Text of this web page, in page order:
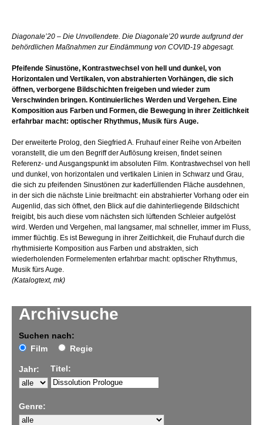
Archivsuche
Suchen nach:
Film
Regie
Jahr: Titel:
Genre:
Diagonale’20 – Die Unvollendete. Die Diagonale’20 wurde aufgrund der
behördlichen Maßnahmen zur Eindämmung von COVID-19 abgesagt.
Pfeifende Sinustöne, Kontrastwechsel von hell und dunkel, von
Horizontalen und Vertikalen, von abstrahierten Vorhängen, die sich
öffnen, verborgene Bildschichten freigeben und wieder zum
Verschwinden bringen. Kontinuierliches Werden und Vergehen. Eine
Komposition aus Farben und Formen, die Bewegung in ihrer Zeitlichkeit
erfahrbar macht: optischer Rhythmus, Musik fürs Auge.
Der erweiterte Prolog, den Siegfried A. Fruhauf einer Reihe von Arbeiten
voranstellt, die um den Begriff der Auflösung kreisen, findet seinen
Referenz- und Ausgangspunkt im absoluten Film. Kontrastwechsel von hell
und dunkel, von horizontalen und vertikalen Linien in Schwarz und Grau,
die sich zu pfeifenden Sinustönen zur kaderfüllenden Fläche ausdehnen,
in der sich die nächste Linie breitmacht: ein abstrahierter Vorhang oder ein
Augenlid, das sich öffnet, den Blick auf die dahinterliegende Bildschicht
freigibt, bis auch diese vom nächsten sich lüftenden Schleier aufgelöst
wird. Werden und Vergehen, mal langsamer, mal schneller, immer im Fluss,
immer flüchtig. Es ist Bewegung in ihrer Zeitlichkeit, die Fruhauf durch die
rhythmisierte Komposition aus Farben und abstrakten, sich
wiederholenden Formelementen erfahrbar macht: optischer Rhythmus,
Musik fürs Auge.
(Katalogtext, mk)